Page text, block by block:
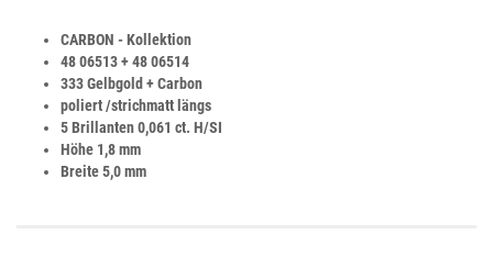
CARBON - Kollektion
48 06513 + 48 06514
333 Gelbgold + Carbon
poliert /strichmatt längs
5 Brillanten 0,061 ct. H/SI
Höhe 1,8 mm
Breite 5,0 mm